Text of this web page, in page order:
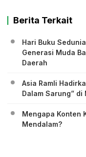
Berita Terkait
Hari Buku
Generasi Muda
Daerah
Asia Ramli
Dalam Sarung”
Mengapa Konten
Mendalam?